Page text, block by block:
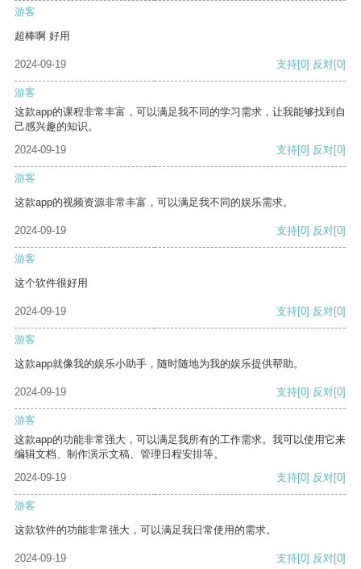
游客
超棒啊 好用
2024-09-19 支持[0] 反对[0]
游客
这款app的课程非常丰富，可以满足我不同的学习需求，让我能够找到自
己感兴趣的知识。
2024-09-19
支持[0] 反对[0]
游客
这款app的视频资源非常丰富，可以满足我不同的娱乐需求。
2024-09-19 支持[0] 反对[0]
游客
这个软件很好用
2024-09-19 支持[0] 反对[0]
游客
这款app就像我的娱乐小助手，随时随地为我的娱乐提供帮助。
2024-09-19 支持[0] 反对[0]
游客
这款app的功能非常强大，可以满足我所有的工作需求。我可以使用它来
编辑文档、制作演示文稿、管理日程安排等。
2024-09-19
支持[0] 反对[0]
游客
这款软件的功能非常强大，可以满足我日常使用的需求。
2024-09-19 支持[0] 反对[0]